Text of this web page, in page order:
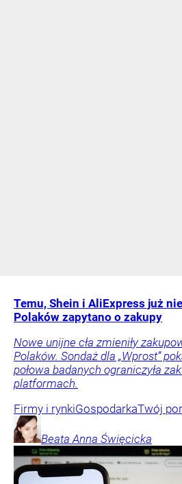
Temu, Shein i AliExpress już
Polaków zapytano o zakupy
Nowe unijne cła zmieniły
Polaków. Sondaż dla „Wprost”
połowa badanych ograniczyła
platformach.
Firmy i rynkiGospodarkaTwój
Beata Anna Święcicka